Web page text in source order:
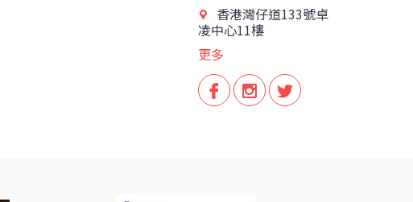
香港灣仔道133號卓
凌中心11樓
更多